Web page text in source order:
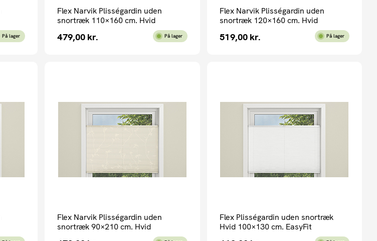
På lager
Flex Narvik Plisségardin uden
snortræk 110×160 cm. Hvid
479,00 kr. På lager
Flex Narvik Plisségardin uden
snortræk 120×160 cm. Hvid
519,00 kr. På lager
Flex Narvik Plisségardin uden
snortræk 90×210 cm. Hvid
Flex Plisségardin uden snortræk
Hvid 100×130 cm. EasyFit